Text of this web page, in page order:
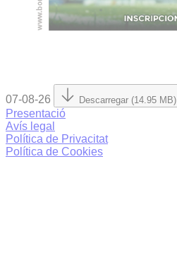
07-08-26 Descarregar (14.95 MB)
Presentació
Avís legal
Política de Privacitat
Política de Cookies